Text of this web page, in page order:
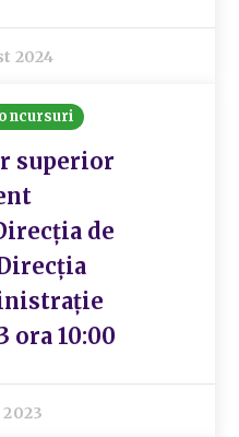
2024
superior
de
ora 10:00